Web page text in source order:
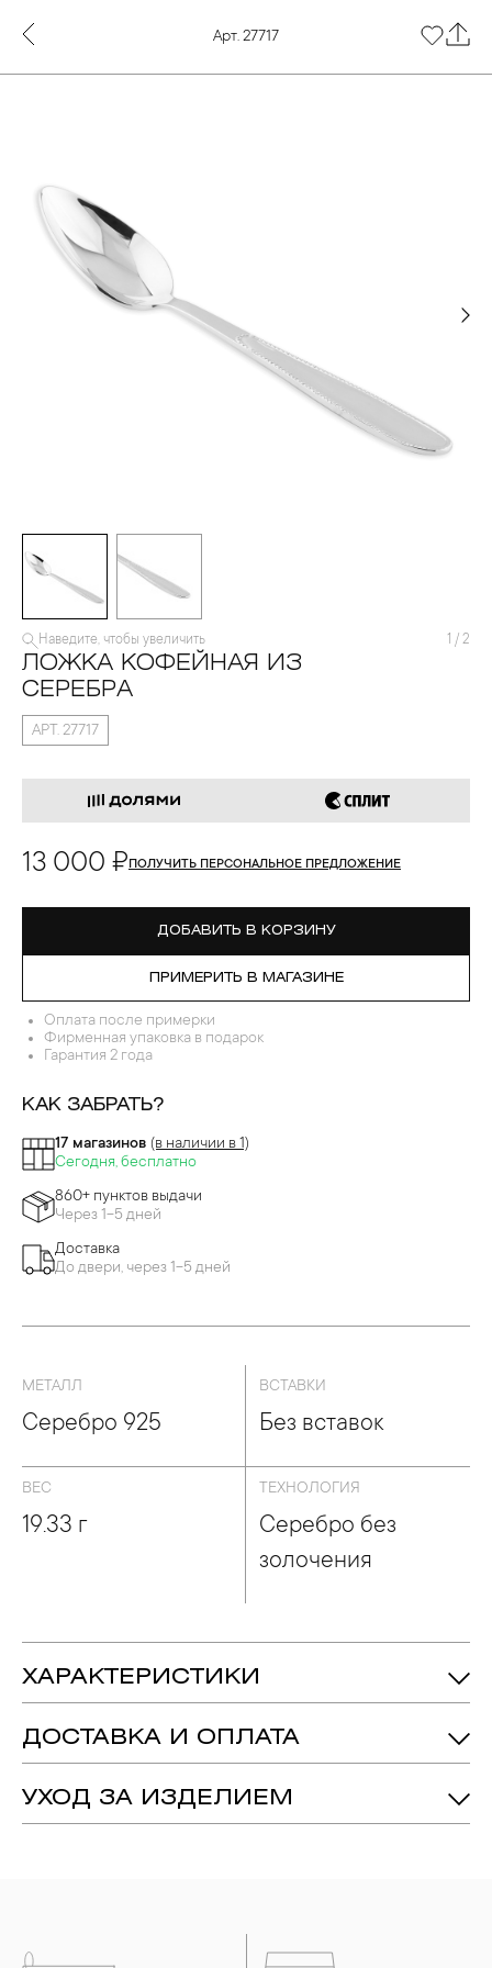
Арт. 27717
Наведите, чтобы увеличить 1 / 2
ЛОЖКА КОФЕЙНАЯ ИЗ
СЕРЕБРА
АРТ. 27717
13 000 ₽ ПОЛУЧИТЬ ПЕРСОНАЛЬНОЕ ПРЕДЛОЖЕНИЕ
ДОБАВИТЬ В КОРЗИНУ
ПРИМЕРИТЬ В МАГАЗИНЕ
Оплата после примерки
Фирменная упаковка в подарок
Гарантия 2 года
КАК ЗАБРАТЬ?
17 магазинов (в наличии в 1)
Сегодня, бесплатно
860+ пунктов выдачи
Через 1-5 дней
Доставка
До двери, через 1-5 дней
МЕТАЛЛ
Серебро 925
ВСТАВКИ
Без вставок
ВЕС
19.33 г
ТЕХНОЛОГИЯ
Серебро без
золочения
ХАРАКТЕРИСТИКИ
Металл: Серебро 925
Технология: Серебро Без Золочения
ДОСТАВКА И ОПЛАТА
УХОД ЗА ИЗДЕЛИЕМ
активный кислород и при нанесении косметических
средств. Современные косметические средства содержат в